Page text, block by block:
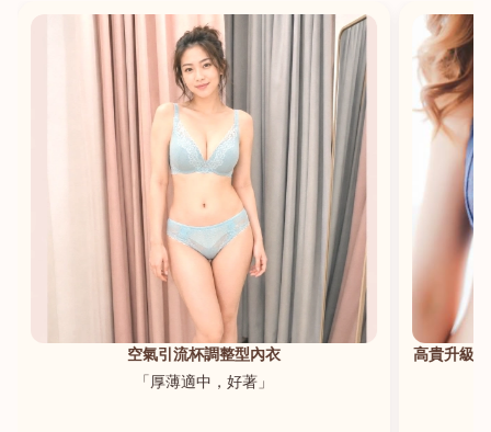
空氣引流杯調整型內衣
「厚薄適中，好著」
高貴升級
港澳中文
English